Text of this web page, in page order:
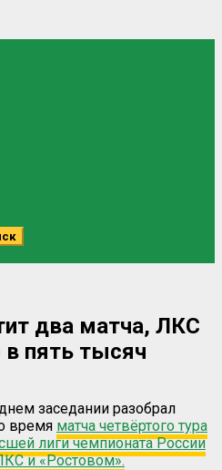
два матча, ЛКС
пять тысяч
заседании разобрал
время матча четвёртого тура
лиги чемпионата России
и «Ростовом».